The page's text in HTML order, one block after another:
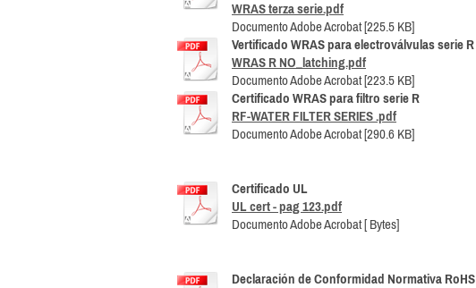
WRAS terza serie.pdf
Documento Adobe Acrobat [225.5 KB]
Vertificado WRAS para electroválvulas serie R
WRAS R NO_latching.pdf
Documento Adobe Acrobat [223.5 KB]
Certificado WRAS para filtro serie R
RF-WATER FILTER SERIES .pdf
Documento Adobe Acrobat [290.6 KB]
Certificado UL
UL cert - pag 123.pdf
Documento Adobe Acrobat [ Bytes]
Declaración de Conformidad Normativa RoHS